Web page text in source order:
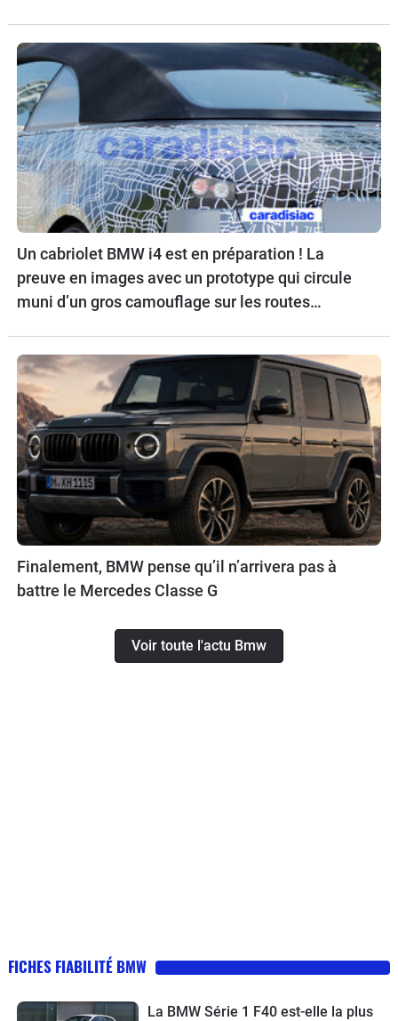
Un cabriolet BMW i4 est en préparation ! La
preuve en images avec un prototype qui circule
muni d’un gros camouflage sur les routes
Finalement, BMW pense qu’il n’arrivera pas à
battre le Mercedes Classe G
Voir toute l'actu Bmw
FICHES FIABILITÉ BMW
La BMW Série 1 F40 est-elle la plus